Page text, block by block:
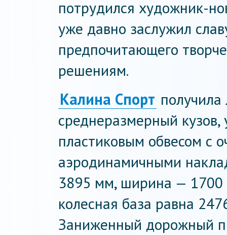
потрудился художник-
уже давно заслужил
предпочитающего
решениям.
Калина Спорт
среднеразмерный
пластиковым обвесом с
аэродинамичными
3895 мм, ширина —
колесная база равна
Заниженный дорожный